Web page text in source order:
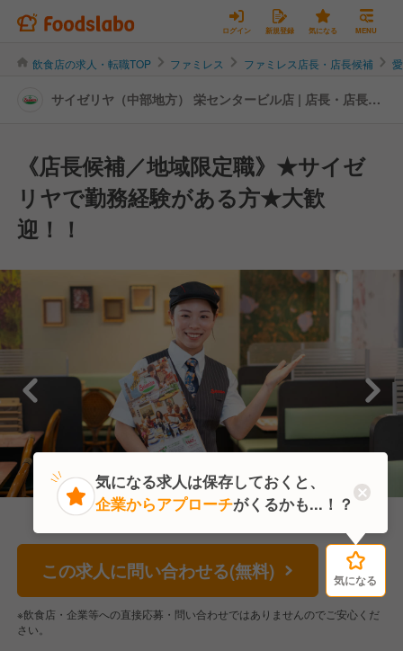
ログイン 新規登録 気になる MENU
飲食店の求人・転職TOP ファミレス ファミレス店長・店長候補
サイゼリヤ（中部地方） 栄センタービル店 | 店長・店長候
《店長候補／地域限定職》★サイゼ
リヤで勤務経験がある方★大歓
迎！！
この求人に問い合わせる(無料) 気になる
※飲食店・企業等への直接応募・問い合わせではありませんのでご安心くだ
さい。
気になる
気になる求人は保存しておくと、
企業からアプローチがくるかも...！？